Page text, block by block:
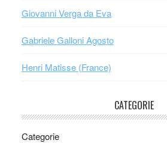
Giovanni Verga da Eva
Gabriele Galloni Agosto
Henri Matisse (France)
CATEGORIE
Categorie